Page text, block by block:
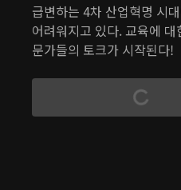
급변하는 4차 산업혁명 시
어려워지고 있다. 교육에
문가들의 토크가 시작된다!